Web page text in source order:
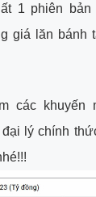
1 phiên
giá lăn bánh
các khuyến
lý chính